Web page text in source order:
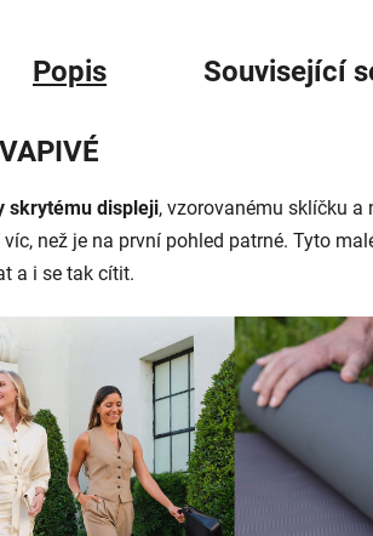
Popis Související
skrytému displeji, vzorovanému sklíčku
než je na první pohled patrné. Tyto
a i se tak cítit.